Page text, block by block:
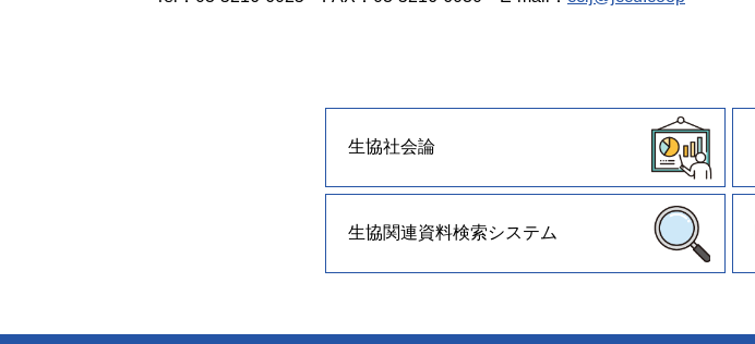
生協社会論
生協関連資料検索システム